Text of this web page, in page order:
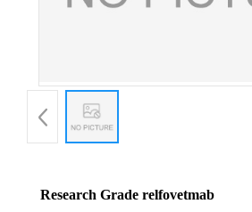
Research Grade relfovetmab